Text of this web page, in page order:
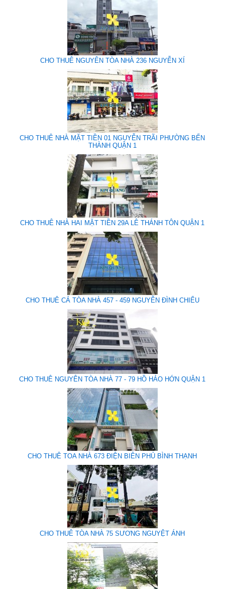
CHO THUÊ NGUYÊN TÒA NHÀ 236 NGUYỄN XÍ
CHO THUÊ NHÀ MẶT TIỀN 01 NGUYỄN TRÃI PHƯỜNG BẾN
THÀNH QUẬN 1
CHO THUÊ NHÀ HAI MẶT TIỀN 29A LÊ THÁNH TÔN QUẬN 1
CHO THUÊ CẢ TÒA NHÀ 457 - 459 NGUYỄN ĐÌNH CHIỂU
CHO THUÊ NGUYÊN TÒA NHÀ 77 - 79 HỒ HẢO HỚN QUẬN 1
CHO THUÊ TOA NHÀ 673 ĐIỆN BIÊN PHỦ BÌNH THẠNH
CHO THUÊ TÒA NHÀ 75 SƯƠNG NGUYỆT ÁNH